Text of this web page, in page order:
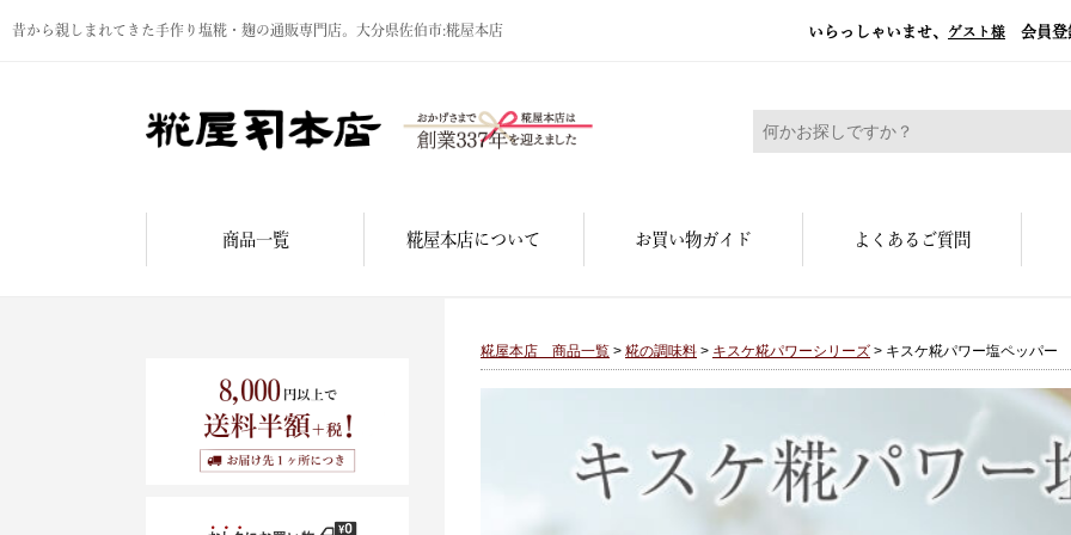
昔から親しまれてきた手作り塩糀・麹の通販専門店。大分県佐伯市:糀屋本店 いらっしゃいませ、 ゲスト様 会員登
糀屋本店 - 元禄二年。創業三百余年の味
商品一覧 糀屋本店について お買い物ガイド よくあるご質問
糀屋本店 商品一覧 > 糀の調味料 > キスケ糀パワーシリーズ > キスケ糀パワー塩ペッパー